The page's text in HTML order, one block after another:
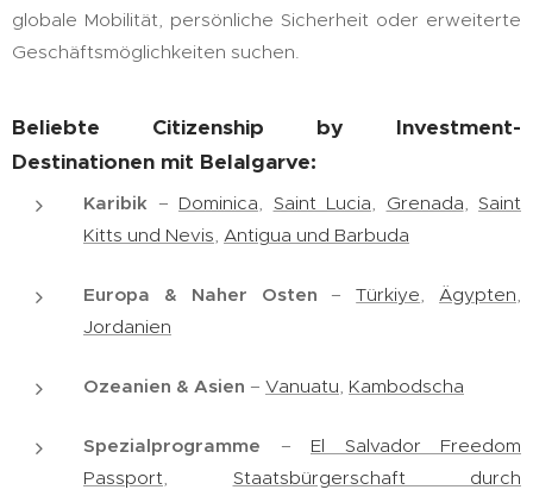
globale Mobilität, persönliche Sicherheit oder erweiterte
Geschäftsmöglichkeiten suchen.
Beliebte Citizenship by Investment-
Destinationen mit Belalgarve:
Karibik – Dominica, Saint Lucia, Grenada, Saint
Kitts und Nevis, Antigua und Barbuda
Europa & Naher Osten –Türkiye,Ägypten,
Jordanien
Ozeanien & Asien – Vanuatu, Kambodscha
Spezialprogramme – El Salvador Freedom
Passport, Staatsbürgerschaft durch